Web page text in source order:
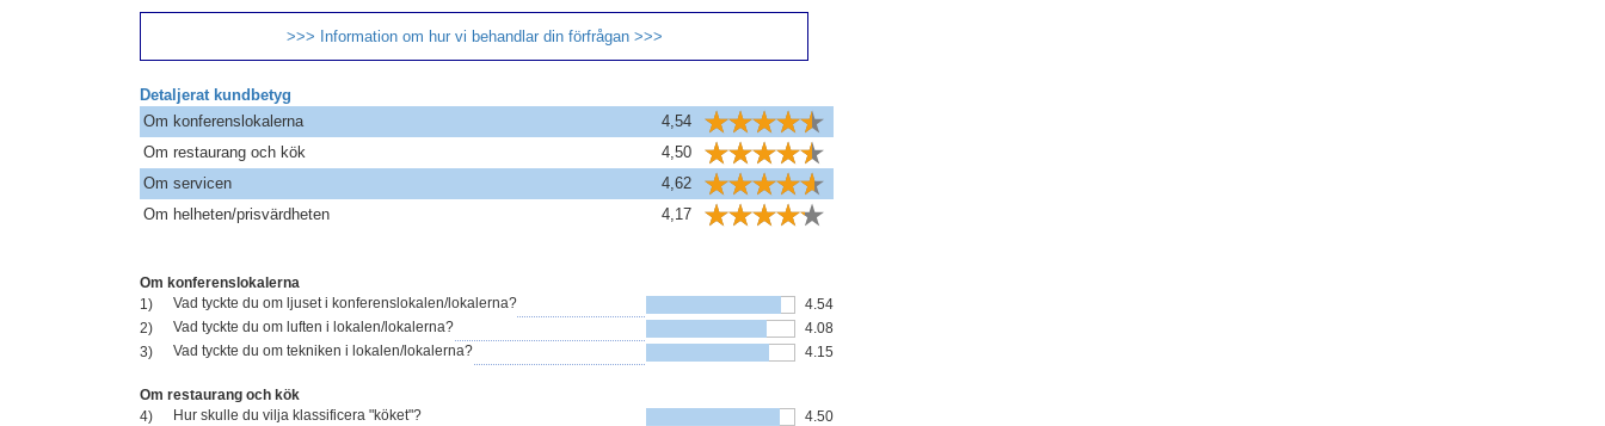
>>> Information om hur vi behandlar din förfrågan >>>
Detaljerat kundbetyg
Om konferenslokalerna
4,54
Om restaurang och kök
4,50
Om servicen
4,62
Om helheten/prisvärdheten
4,17
Om konferenslokalerna
1)
Vad tyckte du om ljuset i konferenslokalen/lokalerna?
4.54
2)
Vad tyckte du om luften i lokalen/lokalerna?
4.08
3)
Vad tyckte du om tekniken i lokalen/lokalerna? 4.15
Om restaurang och kök
4)
Hur skulle du vilja klassificera "köket"?
4.50